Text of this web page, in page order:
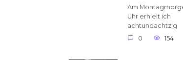
Am
Uhr erhielt ich
achtundachtzig
0
154